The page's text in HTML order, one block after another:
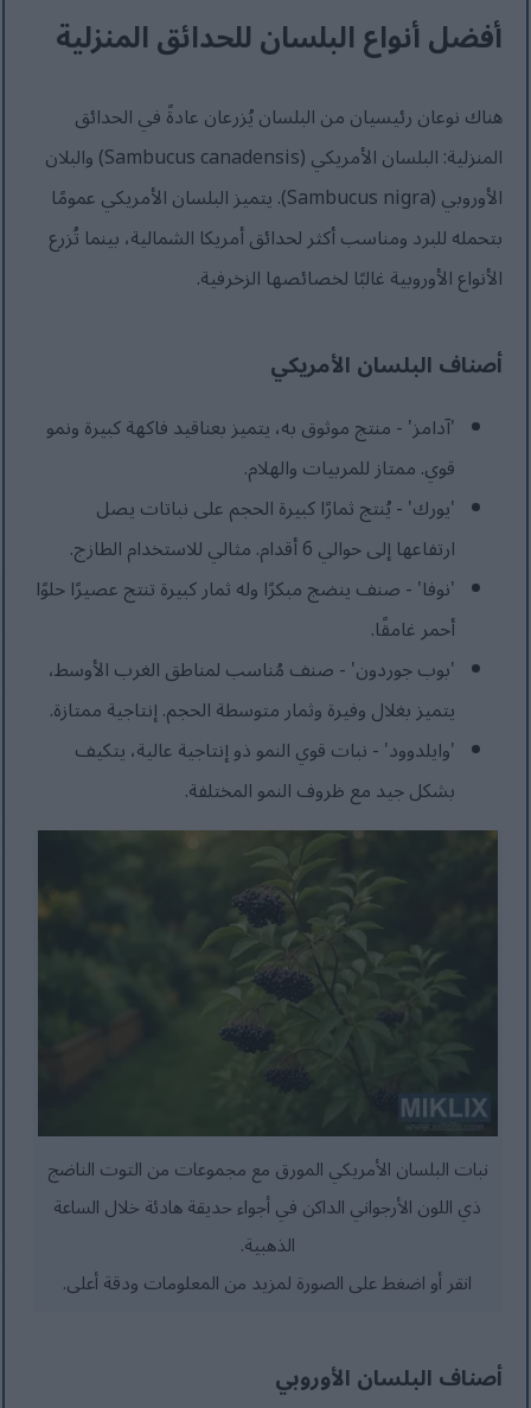
أفضل أنواع البلسان للحدائق المنزلية
هناك نوعان رئيسيان من البلسان يُزرعان عادةً في الحدائق
المنزلية: البلسان الأمريكي (Sambucus canadensis) والبلان
الأوروبي (Sambucus nigra). يتميز البلسان الأمريكي عمومًا
بتحمله للبرد ومناسب أكثر لحدائق أمريكا الشمالية، بينما تُزرع
الأنواع الأوروبية غالبًا لخصائصها الزخرفية.
أصناف البلسان الأمريكي
'آدامز' - منتج موثوق به، يتميز بعناقيد فاكهة كبيرة ونمو
قوي. ممتاز للمربيات والهلام.
'يورك' - يُنتج ثمارًا كبيرة الحجم على نباتات يصل
ارتفاعها إلى حوالي 6 أقدام. مثالي للاستخدام الطازج.
'نوفا' - صنف ينضج مبكرًا وله ثمار كبيرة تنتج عصيرًا حلوًا
أحمر غامقًا.
'بوب جوردون' - صنف مُناسب لمناطق الغرب الأوسط،
يتميز بغلال وفيرة وثمار متوسطة الحجم. إنتاجية ممتازة.
'وايلدوود' - نبات قوي النمو ذو إنتاجية عالية، يتكيف
بشكل جيد مع ظروف النمو المختلفة.
نبات البلسان الأمريكي المورق مع مجموعات من التوت الناضج
ذي اللون الأرجواني الداكن في أجواء حديقة هادئة خلال الساعة
الذهبية.
انقر أو اضغط على الصورة لمزيد من المعلومات ودقة أعلى.
أصناف البلسان الأوروبي